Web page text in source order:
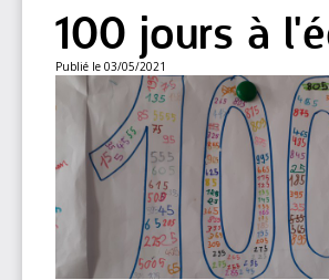
100 jours à
Publié le 03/05/2021